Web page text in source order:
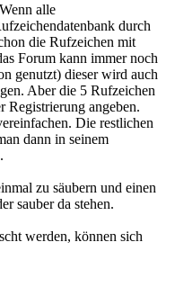
alle
durch
die Rufzeichen mit
Forum kann immer noch
genutzt) dieser wird auch
Aber die 5 Rufzeichen
Registrierung angeben.
Die restlichen
dann in seinem
zu säubern und einen
sauber da stehen.
werden, können sich